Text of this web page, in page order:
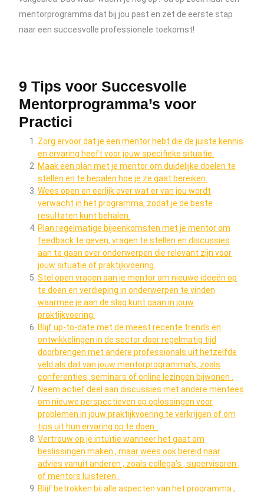
mentorprogramma dat bij jou past en zet de eerste stap
naar een succesvolle professionele toekomst!
9 Tips voor Succesvolle
Mentorprogramma’s voor
Practici
Zorg ervoor dat je een mentor hebt die de juiste kennis
en ervaring heeft voor jouw specifieke situatie.
Maak een plan met je mentor om duidelijke doelen te
stellen en te bepalen hoe je ze gaat bereiken.
Wees open en eerlijk over wat er van jou wordt
verwacht in het programma, zodat je de beste
resultaten kunt behalen.
Plan regelmatige bijeenkomsten met je mentor om
feedback te geven, vragen te stellen en discussies
aan te gaan over onderwerpen die relevant zijn voor
jouw situatie of praktijkvoering.
Stel open vragen aan je mentor om nieuwe ideeën op
te doen en verdieping in onderwerpen te vinden
waarmee je aan de slag kunt gaan in jouw
praktijkvoering.
Blijf up-to-date met de meest recente trends en
ontwikkelingen in de sector door regelmatig tijd
doorbrengen met andere professionals uit hetzelfde
veld als dat van jouw mentorprogramma’s, zoals
conferenties, seminars of online lezingen bijwonen .
Neem actief deel aan discussies met andere mentees
om nieuwe perspectieven op oplossingen voor
problemen in jouw praktijkvoering te verkrijgen of om
tips uit hun ervaring op te doen .
Vertrouw op je intuïtie wanneer het gaat om
beslissingen maken , maar wees ook bereid naar
advies vanuit anderen , zoals collega’s , supervisoren ,
of mentors luisteren .
Blijf betrokken bij alle aspecten van het programma ,